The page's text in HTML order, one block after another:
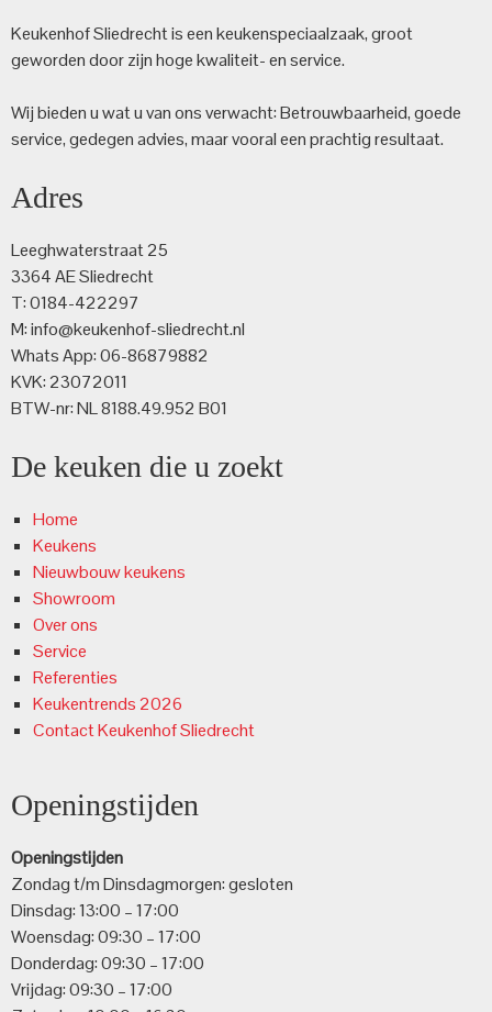
Keukenhof Sliedrecht is een keuken­speciaalzaak, groot
geworden door zijn hoge kwaliteit- en service.
Wij bieden u wat u van ons verwacht: Betrouwbaarheid, goede
service, gedegen advies, maar vooral een prachtig resultaat.
Adres
Leeghwaterstraat 25
3364 AE Sliedrecht
T: 0184-422297
M: info@keukenhof-sliedrecht.nl
Whats App: 06-86879882
KVK: 23072011
BTW-nr: NL 8188.49.952 B01
De keuken die u zoekt
Home
Keukens
Nieuwbouw keukens
Showroom
Over ons
Service
Referenties
Keukentrends 2026
Contact Keukenhof Sliedrecht
Openingstijden
Openingstijden
Zondag t/m Dinsdagmorgen: gesloten
Dinsdag: 13:00 – 17:00
Woensdag: 09:30 – 17:00
Donderdag: 09:30 – 17:00
Vrijdag: 09:30 – 17:00